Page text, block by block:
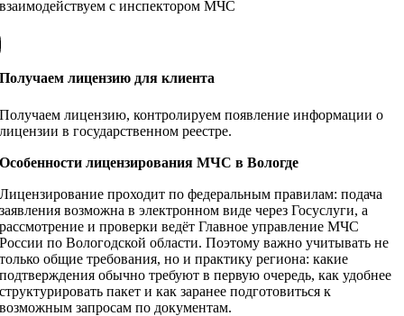
взаимодействуем с инспектором МЧС
Получаем лицензию для клиента
Получаем лицензию, контролируем появление информации о
лицензии в государственном реестре.
Особенности лицензирования МЧС в Вологде
Лицензирование проходит по федеральным правилам: подача
заявления возможна в электронном виде через Госуслуги, а
рассмотрение и проверки ведёт Главное управление МЧС
России по Вологодской области. Поэтому важно учитывать не
только общие требования, но и практику региона: какие
подтверждения обычно требуют в первую очередь, как удобнее
структурировать пакет и как заранее подготовиться к
возможным запросам по документам.